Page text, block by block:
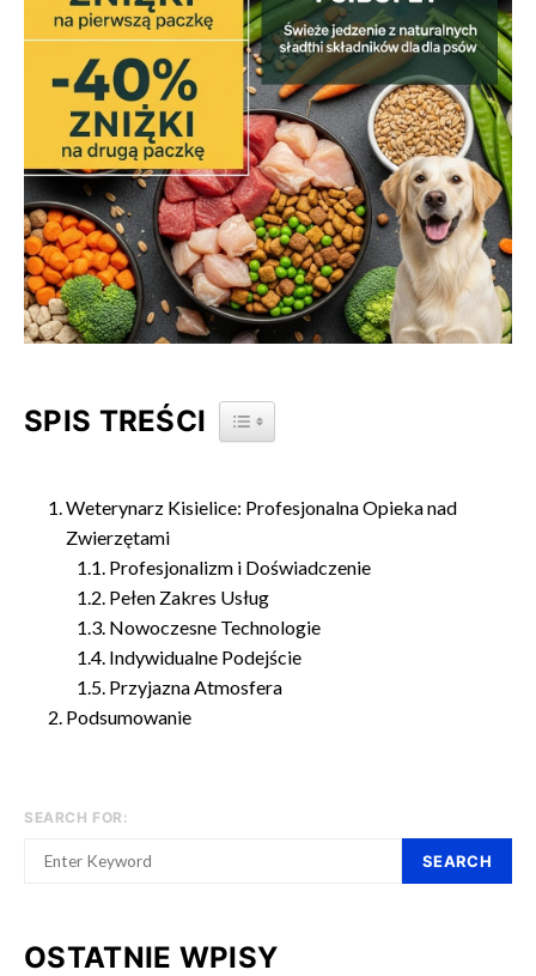
SPIS TREŚCI TOGGLE TABLE OF CONTENT
Weterynarz Kisielice: Profesjonalna Opieka nad
Zwierzętami
Profesjonalizm i Doświadczenie
Pełen Zakres Usług
Nowoczesne Technologie
Indywidualne Podejście
Przyjazna Atmosfera
Podsumowanie
SEARCH FOR:
SEARCH
OSTATNIE WPISY